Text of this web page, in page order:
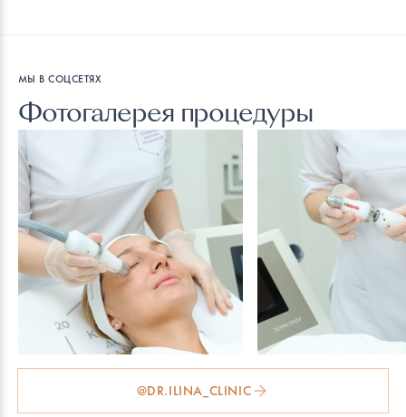
МЫ В СОЦСЕТЯХ
Фотогалерея процедуры
@DR.ILINA_CLINIC